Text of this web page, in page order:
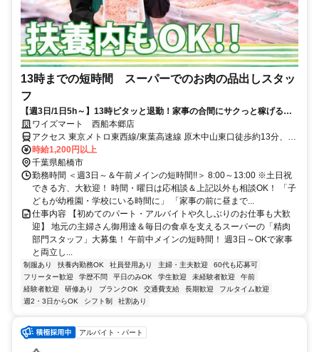
13時までの短時間 スーパーでのお肉の品出しスタッ
フ
【週3日/1日5h～】13時ピタッと退勤！家事の合間にサクっと稼げる＆
パート賞与もあり♪
ワイズマート 西船本郷店
アクセス 東京メトロ東西線/東葉高速線 原木中山東口徒歩約13分、京
成本線 東中山南口徒歩約14分、ＪＲ武蔵野線 西船橋南口徒歩約16分
西船橋駅・原木中山駅徒歩15分／自転車OK
時給1,200円以上
千葉県船橋市
勤務時間 ＜週3日～＆午前メインの短時間!!＞ 8:00～13:00 ※土日祝
できる方、大歓迎！ 時間・曜日は応相談＆上記以外も相談OK！ 「子
どもが幼稚園・学校にいる時間に」 「家事の前に昼まで...
仕事内容 【初めてのパート・アルバイトや久しぶりのお仕事も大歓
迎】 地元の主婦さん御用達＆毎日の食卓を支えるスーパーの「精肉
部門スタッフ」大募集！ 午前中メインの短時間！ 週3日～OKで家事
と両立し...
制服あり 扶養内勤務OK 社員登用あり 主婦・主夫歓迎
60代も応募可
フリーター歓迎
学歴不問 平日のみOK 学生歓迎 未経験者歓迎
午前
経験者歓迎
研修あり ブランクOK 交通費支給 長期歓迎
フルタイム歓迎
週2・3日からOK
シフト制 社割あり
アルバイト・パート